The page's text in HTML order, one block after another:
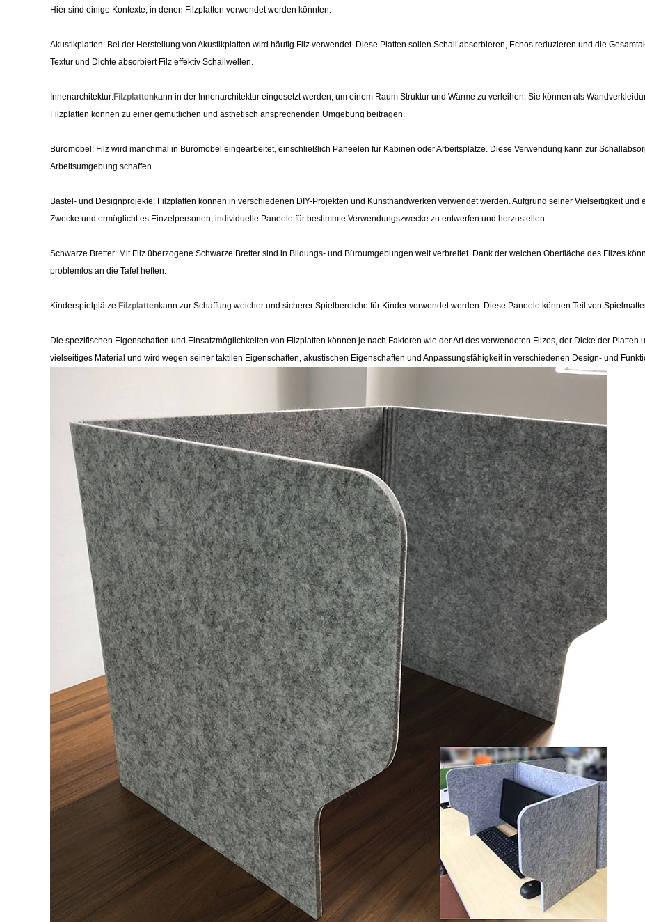
Hier sind einige Kontexte, in denen Filzplatten verwendet werden könnten:
Akustikplatten: Bei der Herstellung von Akustikplatten wird häufig Filz verwendet. Diese Platten sollen Schall absorbieren, Echos reduzieren und die
Textur und Dichte absorbiert Filz effektiv Schallwellen.
Innenarchitektur:Filzplattenkann in der Innenarchitektur eingesetzt werden, um einem Raum Struktur und Wärme zu verleihen. Sie können als
Filzplatten können zu einer gemütlichen und ästhetisch ansprechenden Umgebung beitragen.
Büromöbel: Filz wird manchmal in Büromöbel eingearbeitet, einschließlich Paneelen für Kabinen oder Arbeitsplätze. Diese Verwendung kann zur
Arbeitsumgebung schaffen.
Bastel- und Designprojekte: Filzplatten können in verschiedenen DIY-Projekten und Kunsthandwerken verwendet werden. Aufgrund seiner Vielseitigkeit
Zwecke und ermöglicht es Einzelpersonen, individuelle Paneele für bestimmte Verwendungszwecke zu entwerfen und herzustellen.
Schwarze Bretter: Mit Filz überzogene Schwarze Bretter sind in Bildungs- und Büroumgebungen weit verbreitet. Dank der weichen Oberfläche des Filzes
problemlos an die Tafel heften.
Kinderspielplätze:Filzplattenkann zur Schaffung weicher und sicherer Spielbereiche für Kinder verwendet werden. Diese Paneele können Teil von
Die spezifischen Eigenschaften und Einsatzmöglichkeiten von Filzplatten können je nach Faktoren wie der Art des verwendeten Filzes, der Dicke der
vielseitiges Material und wird wegen seiner taktilen Eigenschaften, akustischen Eigenschaften und Anpassungsfähigkeit in verschiedenen Design- und